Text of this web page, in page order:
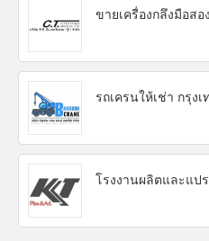
ขายเครื่องกลึงมือส
รถเครนให้เช่า กรุง
โรงงานผลิตและแป